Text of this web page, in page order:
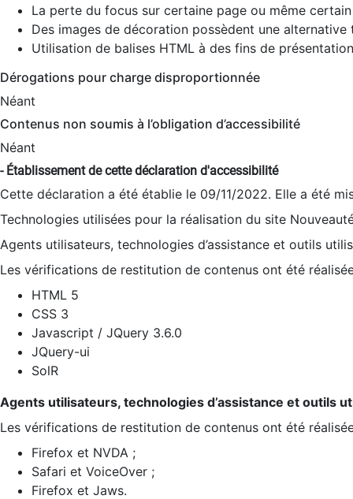
La perte du focus sur certaine page ou même
Des images de décoration possèdent une alternative
Utilisation de balises HTML à des fins de
Dérogations pour charge disproportionnée
Néant
Contenus non soumis à l’obligation d’accessibilité
Néant
- Établissement de cette déclaration d'accessibilité
Cette déclaration a été établie le 09/11/2022. Elle a été
Technologies utilisées pour la réalisation du site
Agents utilisateurs, technologies d’assistance et outils
Les vérifications de restitution de contenus ont été
HTML 5
CSS 3
Javascript / JQuery 3.6.0
JQuery-ui
SolR
Agents utilisateurs, technologies d’assistance et outils
Les vérifications de restitution de contenus ont été
Firefox et NVDA ;
Safari et VoiceOver ;
Firefox et Jaws.